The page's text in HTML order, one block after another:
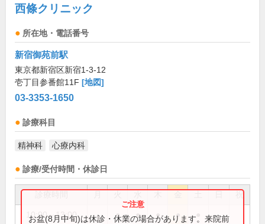
西條クリニック
所在地・電話番号
新宿御苑前駅
東京都新宿区新宿1-3-12
壱丁目参番館11F [地図]
03-3353-1650
診療科目
精神科 心療内科
診療/受付時間・休診日
祝
10:00～13:00 ● ● ● ●
お盆(8月中旬)は休診・休業の場合があります。来院前